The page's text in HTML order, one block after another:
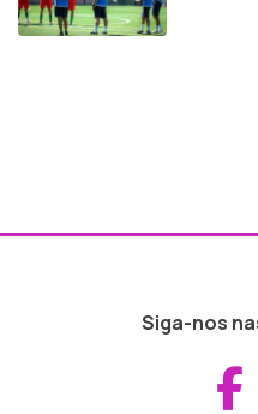
Siga-nos